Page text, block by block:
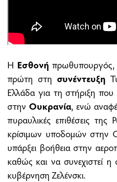
Η Εσθονή
πρώτη στη συνέντευξη
Ελλάδα για τη στήριξη που
στην Ουκρανία, ενώ
πυραυλικές επιθέσεις
κρίσιμων υποδομών στην
υπάρξει βοήθεια στην
καθώς και να συνεχιστεί η
κυβέρνηση Ζελένσκι.